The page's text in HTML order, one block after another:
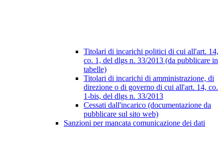
Titolari di incarichi politici di cui all'art. 14,
co. 1, del dlgs n. 33/2013 (da pubblicare in
tabelle)
Titolari di incarichi di amministrazione, di
direzione o di governo di cui all'art. 14, co.
1-bis, del dlgs n. 33/2013
Cessati dall'incarico (documentazione da
pubblicare sul sito web)
Sanzioni per mancata comunicazione dei dati